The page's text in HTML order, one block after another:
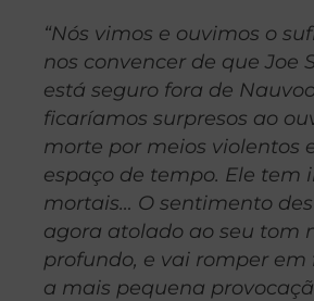
“Nós vimos e ouvimos o
nos convencer de que Joe
está seguro fora de
ficaríamos surpresos ao
morte por meios violentos
espaço de tempo. Ele tem
mortais… O sentimento
agora atolado ao seu tom
profundo, e vai romper em
a mais pequena